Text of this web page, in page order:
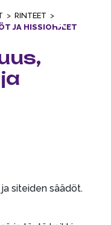
> RINTEET >
JA HISSIOHJEET
siteiden säädöt.